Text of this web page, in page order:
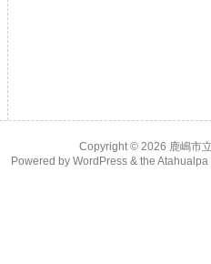
Copyright © 2026 鹿嶋市
Powered by WordPress& the Atahualpa